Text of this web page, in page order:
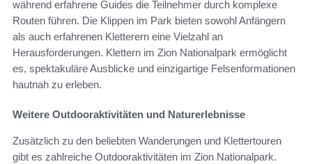
während erfahrene Guides die Teilnehmer durch komplexe
Routen führen. Die Klippen im Park bieten sowohl Anfängern
als auch erfahrenen Kletterern eine Vielzahl an
Herausforderungen. Klettern im Zion Nationalpark ermöglicht
es, spektakuläre Ausblicke und einzigartige Felsenformationen
hautnah zu erleben.
Weitere Outdooraktivitäten und Naturerlebnisse
Zusätzlich zu den beliebten Wanderungen und Klettertouren
gibt es zahlreiche Outdooraktivitäten im Zion Nationalpark.